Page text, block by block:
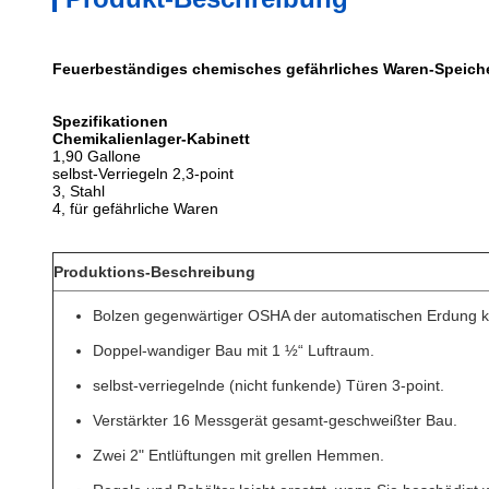
Feuerbeständiges chemisches gefährliches Waren-
Spezifikationen
Chemikalienlager-Kabinett
1,90 Gallone
selbst-Verriegeln 2,3-point
3, Stahl
4, für gefährliche Waren
Produktions-Beschreibung
Bolzen gegenwärtiger OSHA der automatischen Erdung
Doppel-wandiger Bau mit 1 ½“ Luftraum.
selbst-verriegelnde (nicht funkende) Türen 3-point.
Verstärkter 16 Messgerät gesamt-geschweißter Bau.
Zwei 2" Entlüftungen mit grellen Hemmen.